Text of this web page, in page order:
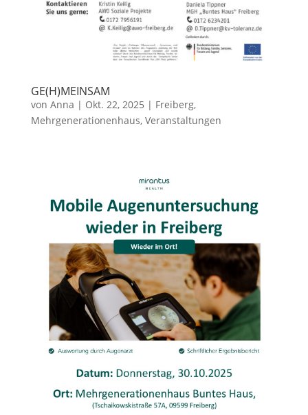
GE(H)MEINSAM
von Anna | Okt. 22, 2025 | Freiberg,
Mehrgenerationenhaus, Veranstaltungen